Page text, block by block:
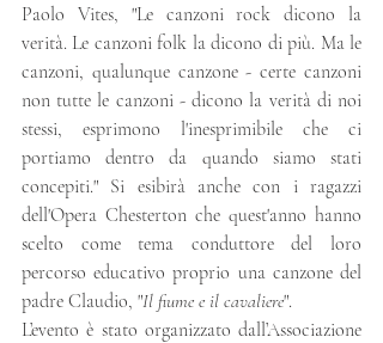
Paolo Vites, "Le canzoni rock dicono la
verità. Le canzoni folk la dicono di più. Ma le
canzoni, qualunque canzone - certe canzoni
non tutte le canzoni - dicono la verità di noi
stessi, esprimono l'inesprimibile che ci
portiamo dentro da quando siamo stati
concepiti." Si esibirà anche con i ragazzi
dell'Opera Chesterton che quest'anno hanno
scelto come tema conduttore del loro
percorso educativo proprio una canzone del
padre Claudio, "Il fiume e il cavaliere".
L’evento è stato organizzato dall’Associazione